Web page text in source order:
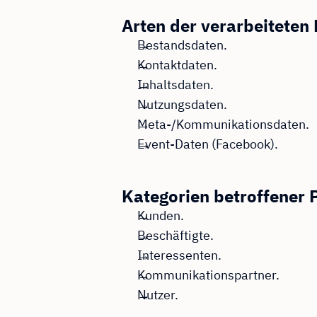
Arten der verarbeiteten
Bestandsdaten.
Kontaktdaten.
Inhaltsdaten.
Nutzungsdaten.
Meta-/Kommunikationsdaten.
Event-Daten (Facebook).
Kategorien betroffener
Kunden.
Beschäftigte.
Interessenten.
Kommunikationspartner.
Nutzer.